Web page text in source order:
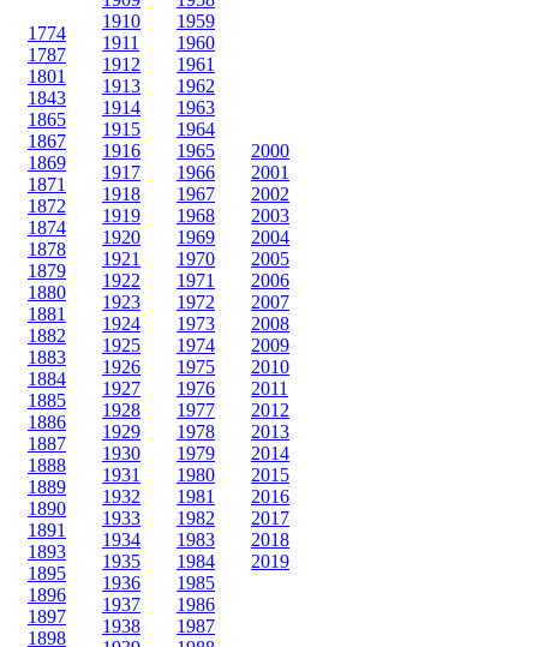
1774
1787
1801
1843
1865
1867
1869
1871
1872
1874
1878
1879
1880
1881
1882
1883
1884
1885
1886
1887
1888
1889
1890
1891
1893
1895
1896
1897
1898
1910
1911
1912
1913
1914
1915
1916
1917
1918
1919
1920
1921
1922
1923
1924
1925
1926
1927
1928
1929
1930
1931
1932
1933
1934
1935
1936
1937
1938
1959
1960
1961
1962
1963
1964
1965
1966
1967
1968
1969
1970
1971
1972
1973
1974
1975
1976
1977
1978
1979
1980
1981
1982
1983
1984
1985
1986
1987
2000
2001
2002
2003
2004
2005
2006
2007
2008
2009
2010
2011
2012
2013
2014
2015
2016
2017
2018
2019